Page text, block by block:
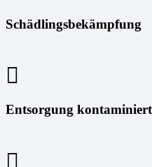
Schädlingsbekämpfung
Entsorgung